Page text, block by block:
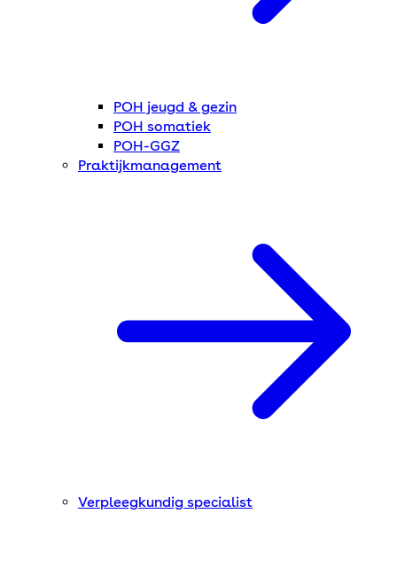
POH jeugd & gezin
POH somatiek
POH-GGZ
Praktijkmanagement
Verpleegkundig specialist